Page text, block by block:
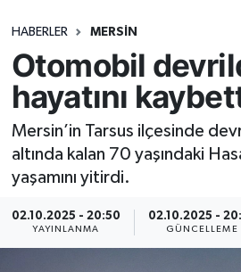
HABERLER MERSIN
Otomobil
hayatını
Mersin’in Tarsus ilçesinde
altında kalan 70 yaşındaki
yaşamını yitirdi.
02.10.2025 - 20:50
YAYINLANMA
02.10.2025 -
GÜNCELLEME
Ekonomi
Gündem
Kültür-Sanat
Resmi İlan
Sağlık
Haber Arşivi